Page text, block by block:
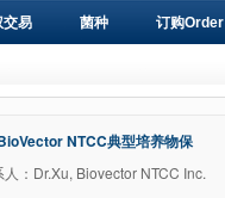
交易 菌种 订购Order
NTCC典型培养物保
人：Dr.Xu, Biovector NTCC Inc.